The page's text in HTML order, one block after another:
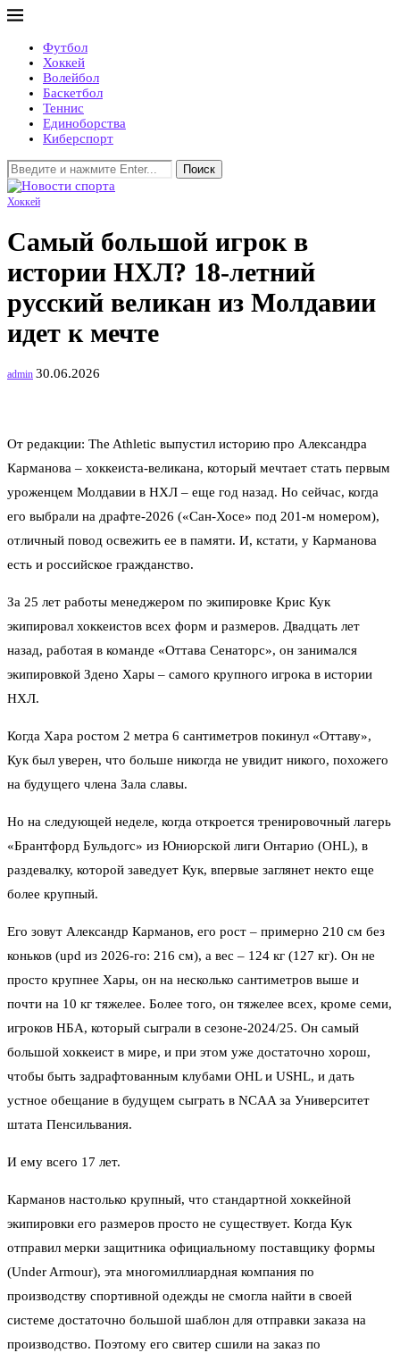
Футбол
Хоккей
Волейбол
Баскетбол
Теннис
Единоборства
Киберспорт
Поиск
Хоккей
Самый большой игрок в
истории НХЛ? 18-летний
русский великан из Молдавии
идет к мечте
admin 30.06.2026
От редакции: The Athletic выпустил историю про Александра
Карманова – хоккеиста-великана, который мечтает стать первым
уроженцем Молдавии в НХЛ – еще год назад. Но сейчас, когда
его выбрали на драфте-2026 («Сан-Хосе» под 201-м номером),
отличный повод освежить ее в памяти. И, кстати, у Карманова
есть и российское гражданство.
За 25 лет работы менеджером по экипировке Крис Кук
экипировал хоккеистов всех форм и размеров. Двадцать лет
назад, работая в команде «Оттава Сенаторс», он занимался
экипировкой Здено Хары – самого крупного игрока в истории
НХЛ.
Когда Хара ростом 2 метра 6 сантиметров покинул «Оттаву»,
Кук был уверен, что больше никогда не увидит никого, похожего
на будущего члена Зала славы.
Но на следующей неделе, когда откроется тренировочный лагерь
«Брантфорд Бульдогс» из Юниорской лиги Онтарио (OHL), в
раздевалку, которой заведует Кук, впервые заглянет некто еще
более крупный.
Его зовут Александр Карманов, его рост – примерно 210 см без
коньков (upd из 2026-го: 216 см), а вес – 124 кг (127 кг). Он не
просто крупнее Хары, он на несколько сантиметров выше и
почти на 10 кг тяжелее. Более того, он тяжелее всех, кроме семи,
игроков НБА, который сыграли в сезоне-2024/25. Он самый
большой хоккеист в мире, и при этом уже достаточно хорош,
чтобы быть задрафтованным клубами OHL и USHL, и дать
устное обещание в будущем сыграть в NCAA за Университет
штата Пенсильвания.
И ему всего 17 лет.
Карманов настолько крупный, что стандартной хоккейной
экипировки его размеров просто не существует. Когда Кук
отправил мерки защитника официальному поставщику формы
(Under Armour), эта многомиллиардная компания по
производству спортивной одежды не смогла найти в своей
системе достаточно большой шаблон для отправки заказа на
производство. Поэтому его свитер сшили на заказ по